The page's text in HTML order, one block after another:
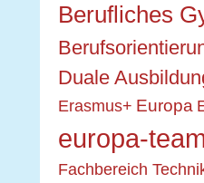
Berufliches
Duale
Erasmus+ Europa
europa-
Fachbereich